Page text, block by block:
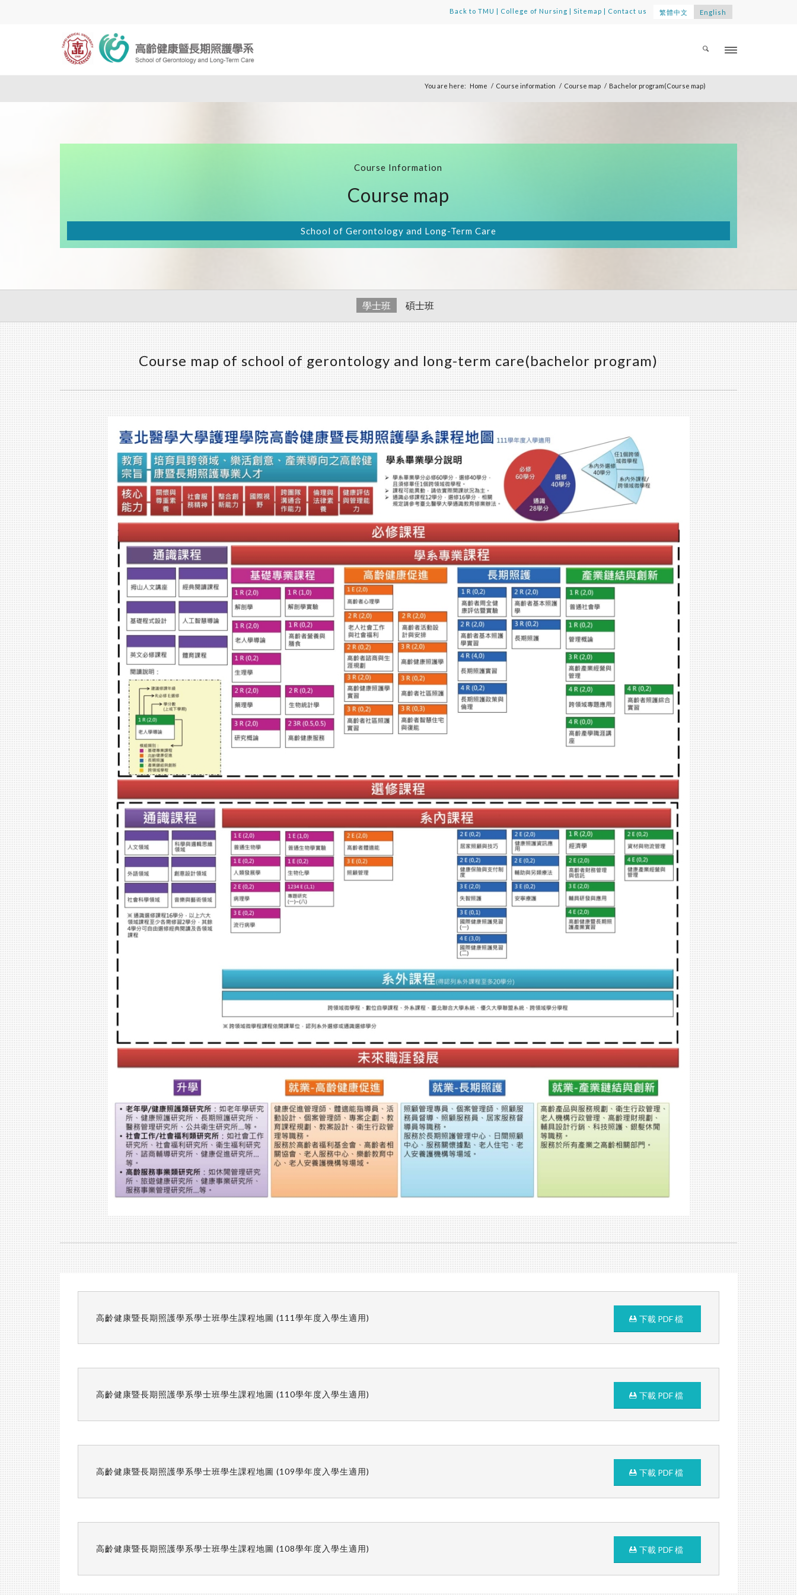
Back to TMU | College of Nursing |Sitemap | Contact us 繁體中文 English
You are here: Home / Course information / Course map / Bachelor program(Course map)
Course Information
Course map
School of Gerontology and Long-Term Care
學士班 碩士班
Course map of school of gerontology and long-term care(bachelor program)
高齡健康暨長期照護學系學士班學生課程地圖 (111學年度入學生適用) 下載 PDF 檔
高齡健康暨長期照護學系學士班學生課程地圖 (110學年度入學生適用) 下載 PDF 檔
高齡健康暨長期照護學系學士班學生課程地圖 (109學年度入學生適用) 下載 PDF 檔
高齡健康暨長期照護學系學士班學生課程地圖 (108學年度入學生適用) 下載 PDF 檔